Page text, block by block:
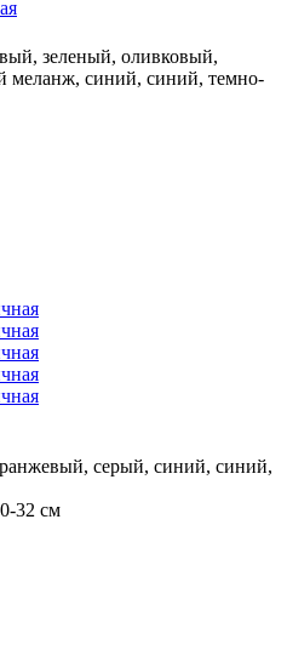
зеленый, оливковый,
меланж, синий, синий, темно-
серый, синий, синий,
32 см